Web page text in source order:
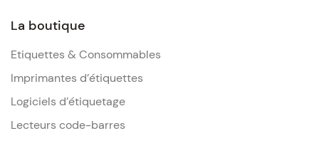
La boutique
Etiquettes & Consommables
Imprimantes d’étiquettes
Logiciels d’étiquetage
Lecteurs code-barres